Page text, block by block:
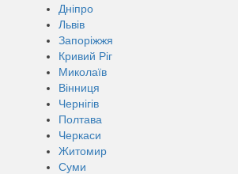
Дніпро
Львів
Запоріжжя
Кривий Ріг
Миколаїв
Вінниця
Чернігів
Полтава
Черкаси
Житомир
Суми